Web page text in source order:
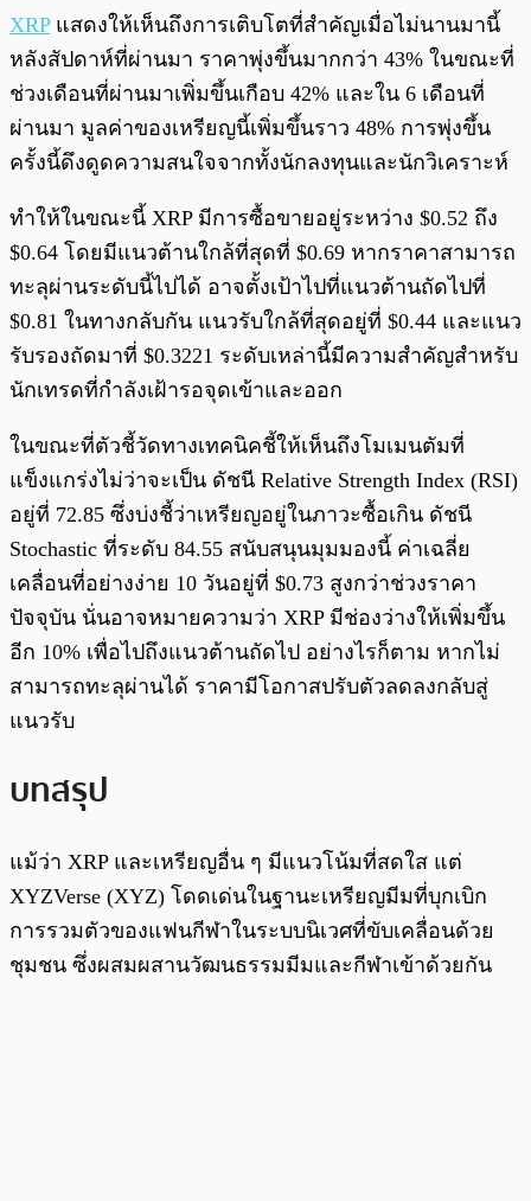
XRPแสดงให้เห็นถึงการเติบโตที่สำคัญเมื่อไม่นานมานี้
หลังสัปดาห์ที่ผ่านมา ราคาพุ่งขึ้นมากกว่า 43% ในขณะที่
ช่วงเดือนที่ผ่านมาเพิ่มขึ้นเกือบ 42% และใน 6 เดือนที่
ผ่านมา มูลค่าของเหรียญนี้เพิ่มขึ้นราว 48% การพุ่งขึ้น
ครั้งนี้ดึงดูดความสนใจจากทั้งนักลงทุนและนักวิเคราะห์
ทำให้ในขณะนี้ XRP มีการซื้อขายอยู่ระหว่าง $0.52 ถึง
$0.64 โดยมีแนวต้านใกล้ที่สุดที่ $0.69 หากราคาสามารถ
ทะลุผ่านระดับนี้ไปได้ อาจตั้งเป้าไปที่แนวต้านถัดไปที่
$0.81 ในทางกลับกัน แนวรับใกล้ที่สุดอยู่ที่ $0.44 และแนว
รับรองถัดมาที่ $0.3221 ระดับเหล่านี้มีความสำคัญสำหรับ
นักเทรดที่กำลังเฝ้ารอจุดเข้าและออก
ในขณะที่ตัวชี้วัดทางเทคนิคชี้ให้เห็นถึงโมเมนตัมที่
แข็งแกร่งไม่ว่าจะเป็น ดัชนี Relative Strength Index (RSI)
อยู่ที่ 72.85 ซึ่งบ่งชี้ว่าเหรียญอยู่ในภาวะซื้อเกิน ดัชนี
Stochastic ที่ระดับ 84.55 สนับสนุนมุมมองนี้ ค่าเฉลี่ย
เคลื่อนที่อย่างง่าย 10 วันอยู่ที่ $0.73 สูงกว่าช่วงราคา
ปัจจุบัน นั่นอาจหมายความว่า XRP มีช่องว่างให้เพิ่มขึ้น
อีก 10% เพื่อไปถึงแนวต้านถัดไป อย่างไรก็ตาม หากไม่
สามารถทะลุผ่านได้ ราคามีโอกาสปรับตัวลดลงกลับสู่
แนวรับ
บทสรุป
แม้ว่า XRP และเหรียญอื่น ๆ มีแนวโน้มที่สดใส แต่
XYZVerse (XYZ) โดดเด่นในฐานะเหรียญมีมที่บุกเบิก
การรวมตัวของแฟนกีฬาในระบบนิเวศที่ขับเคลื่อนด้วย
ชุมชน ซึ่งผสมผสานวัฒนธรรมมีมและกีฬาเข้าด้วยกัน